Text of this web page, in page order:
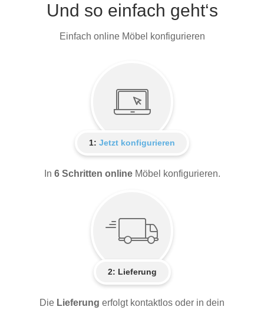
Und so einfach geht‘s
Einfach online Möbel konfigurieren
1: Jetzt konfigurieren
In 6 Schritten online Möbel konfigurieren.
2: Lieferung
Die Lieferung erfolgt kontaktlos oder in dein